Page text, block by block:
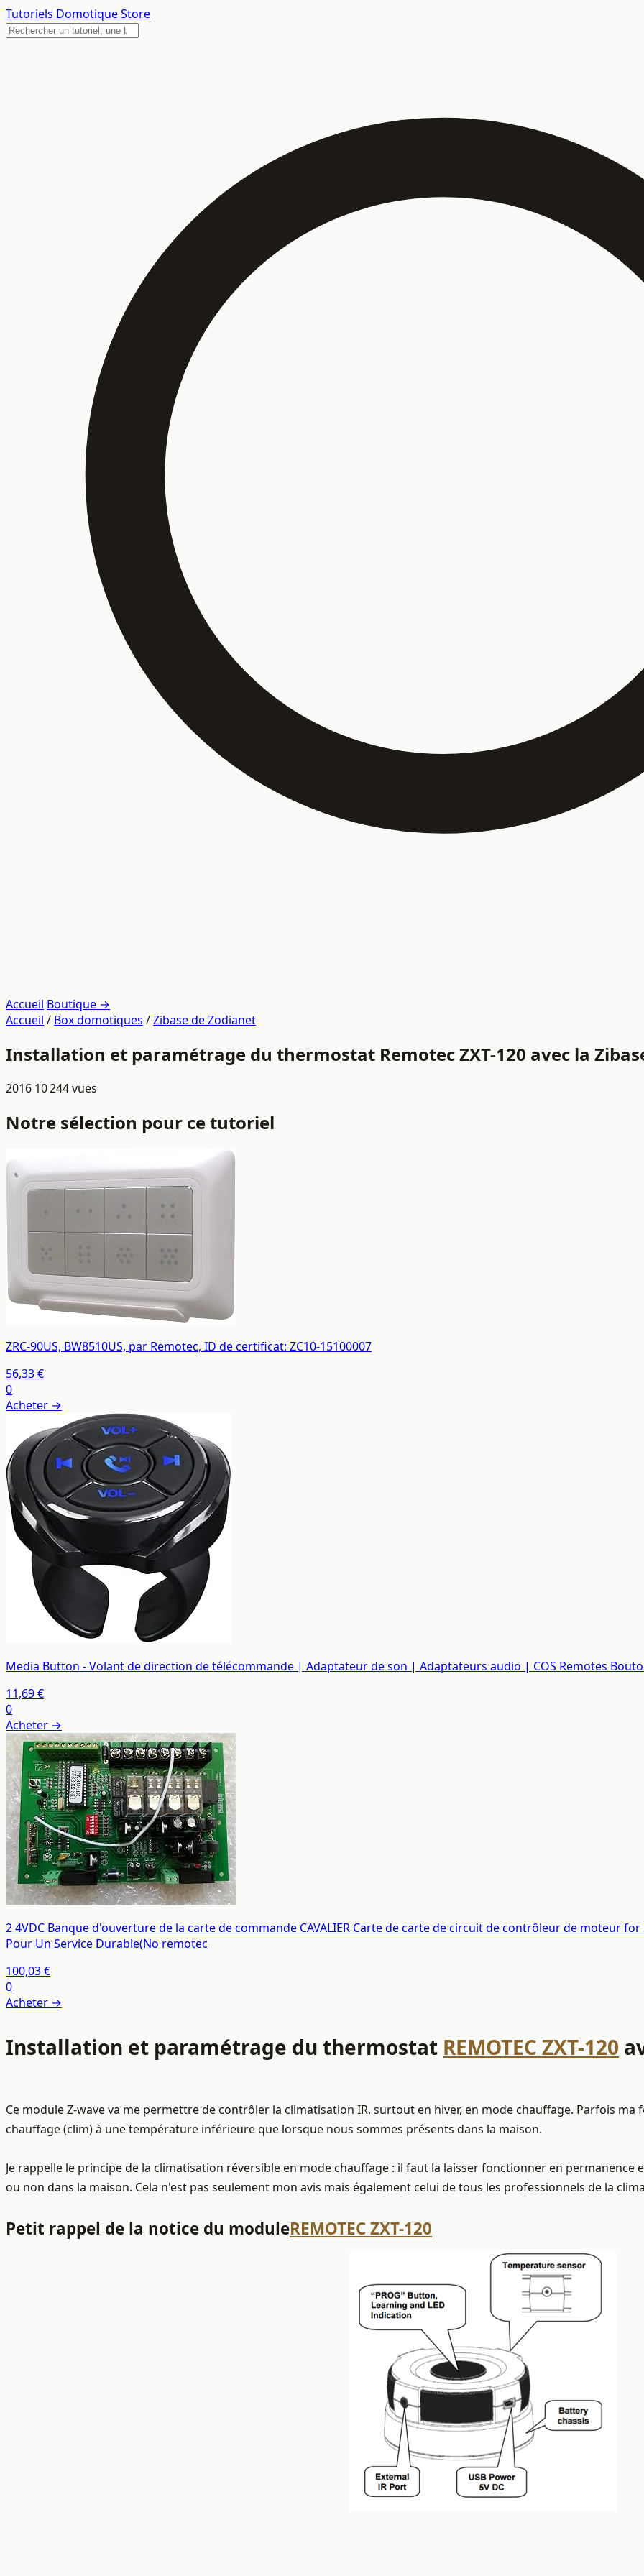
Tutoriels Domotique Store
Accueil Boutique →
Accueil / Box domotiques /Zibase de Zodianet
Installation et paramétrage du thermostat Remotec ZXT-120 avec la
2016 10 244 vues
Notre sélection pour ce tutoriel
ZRC-90US, BW8510US, par Remotec, ID de certificat: ZC10-15100007
56,33 €
0
Acheter →
Media Button - Volant de direction de télécommande | Adaptateur de son | Adaptateurs audio | COS Remotes
11,69 €
0
Acheter →
2 4VDC Banque d'ouverture de la carte de commande CAVALIER Carte de carte de circuit de contrôleur de moteur
Pour Un Service Durable(No remotec
100,03 €
0
Acheter →
Installation et paramétrage du thermostat REMOTEC ZXT-120
Ce module Z-wave va me permettre de contrôler la climatisation IR, surtout en hiver, en mode chauffage. Parfois
chauffage (clim) à une température inférieure que lorsque nous sommes présents dans la maison.
Je rappelle le principe de la climatisation réversible en mode chauffage : il faut la laisser fonctionner en
ou non dans la maison. Cela n'est pas seulement mon avis mais également celui de tous les professionnels de la
Petit rappel de la notice du moduleREMOTEC ZXT-120